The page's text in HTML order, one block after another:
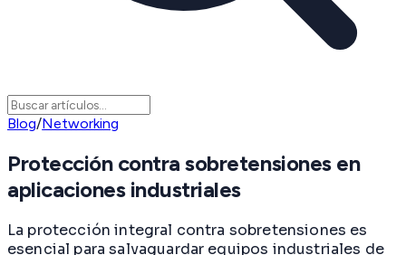
Blog/Networking
Protección contra sobretensiones en
aplicaciones industriales
La protección integral contra sobretensiones es
esencial para salvaguardar equipos industriales de